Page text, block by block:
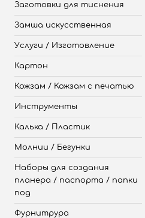
Заготовки для тиснения
Замша искусственная
Услуги / Изготовление
Картон
Кожзам / Кожзам с печатью
Инструменты
Калька / Пластик
Молнии / Бегунки
Наборы для создания
планера / паспорта / папки
под
Фурнитрура